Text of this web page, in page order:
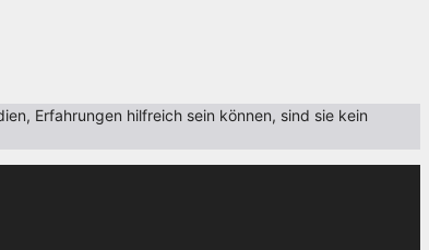
Erfahrungen hilfreich sein können, sind sie kein